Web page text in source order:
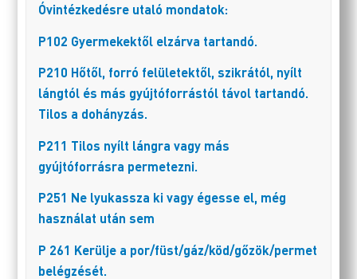
Óvintézkedésre utaló mondatok:
P102 Gyermekektől elzárva tartandó.
P210 Hőtől, forró felületektől, szikrától, nyílt
lángtól és más gyújtóforrástól távol tartandó.
Tilos a dohányzás.
P211 Tilos nyílt lángra vagy más
gyújtóforrásra permetezni.
P251 Ne lyukassza ki vagy égesse el, még
használat után sem
P 261 Kerülje a por/füst/gáz/köd/gőzök/permet
belégzését.